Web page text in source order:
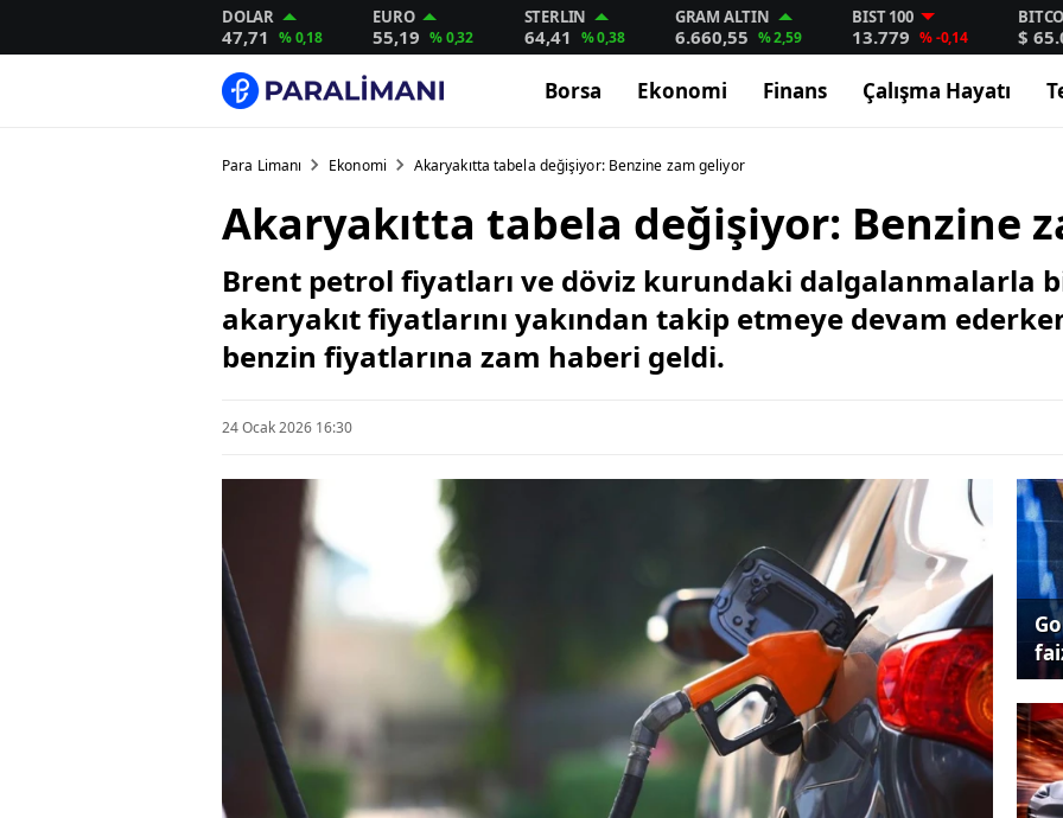
DOLAR
47,71 % 0,18
EURO
55,19 % 0,32
STERLIN
64,41 % 0,38
GRAM ALTIN
6.660,55 % 2,59
BIST 100
13.779 % -0,14 $
Borsa Ekonomi Finans Çalışma Hayatı
Para Limanı Ekonomi Akaryakıtta tabela değişiyor: Benzine zam geliyor
Akaryakıtta tabela değişiyor: Benzine
Brent petrol fiyatları ve döviz kurundaki dalgalanmalarla
akaryakıt fiyatlarını yakından takip etmeye devam
benzin fiyatlarına zam haberi geldi.
24 Ocak 2026 16:30